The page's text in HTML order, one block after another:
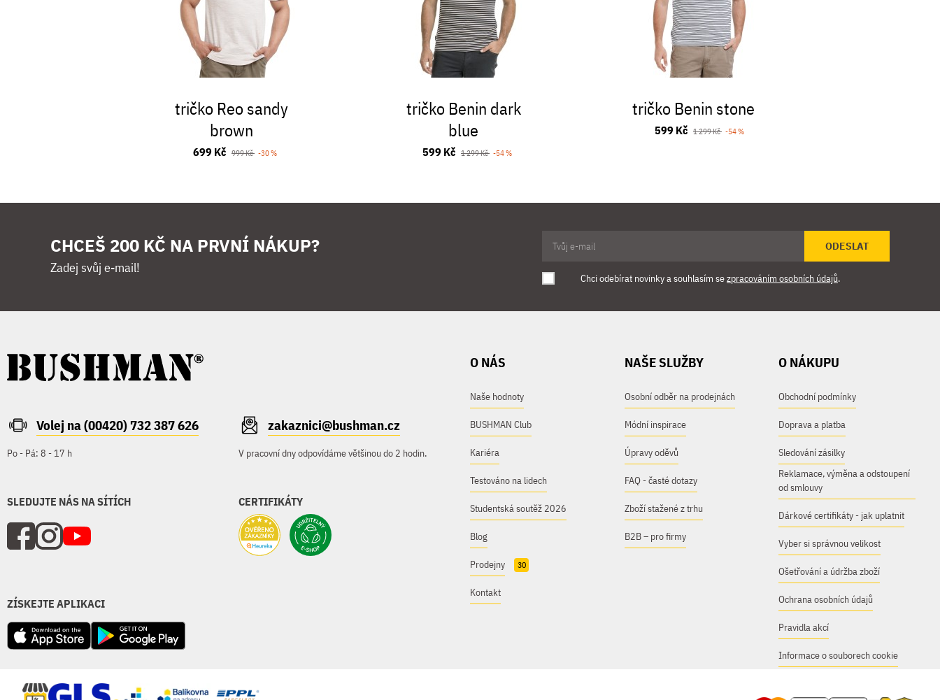
tričko Reo sandy
brown
699 Kč 999 Kč -30 %
tričko Benin dark
blue
599 Kč 1 299 Kč -54 %
tričko Benin stone
599 Kč 1 299 Kč -54 %
CHCEŠ 200 KČ NA PRVNÍ NÁKUP?
Zadej svůj e-mail!
ODESLAT
Chci odebírat novinky a souhlasím sezpracováním osobních údajů.
Volej na (00420) 732 387 626
Po - Pá: 8 - 17 h
zakaznici@bushman.cz
V pracovní dny odpovídáme většinou do 2 hodin.
SLEDUJTE NÁS NA SÍTÍCH CERTIFIKÁTY
ZÍSKEJTE APLIKACI
O NÁS
Naše hodnoty
BUSHMAN Club
Kariéra
Testováno na lidech
Studentská soutěž 2026
Blog
Prodejny 30
Kontakt
NAŠE SLUŽBY
Osobní odběr na prodejnách
Módní inspirace
Úpravy oděvů
FAQ - časté dotazy
Zboží stažené z trhu
B2B – pro firmy
O NÁKUPU
Obchodní podmínky
Doprava a platba
Sledování zásilky
Reklamace, výměna a odstoupení
od smlouvy
Dárkové certifikáty - jak uplatnit
Vyber si správnou velikost
Ošetřování a údržba zboží
Ochrana osobních údajů
Pravidla akcí
Informace o souborech cookie